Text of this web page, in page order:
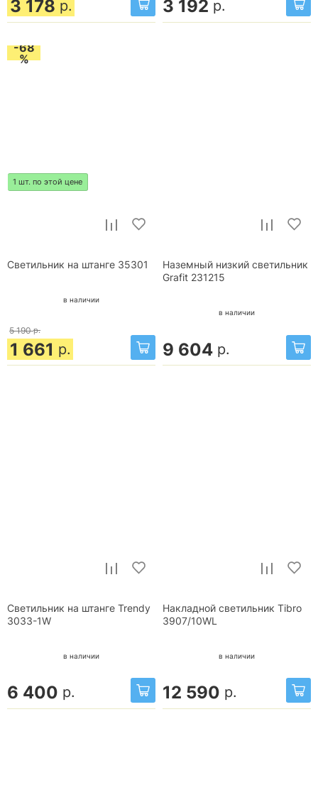
3 178 р. 3 192 р.
-68
%
1 шт. по этой цене
Светильник на штанге 35301
в наличии
5 190 р.
1 661 р.
Наземный низкий светильник
Grafit 231215
в наличии
9 604 р.
Светильник на штанге Trendy
3033-1W
в наличии
6 400 р.
Накладной светильник Tibro
3907/10WL
в наличии
12 590 р.